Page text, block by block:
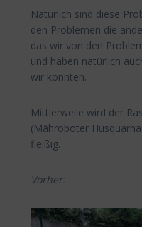
Natürlich sind diese
den Problemen die
das wir von den
und haben natürlich
wir konnten.
Mittlerweile wird der
(Mähroboter
fleißig.
Vorher: